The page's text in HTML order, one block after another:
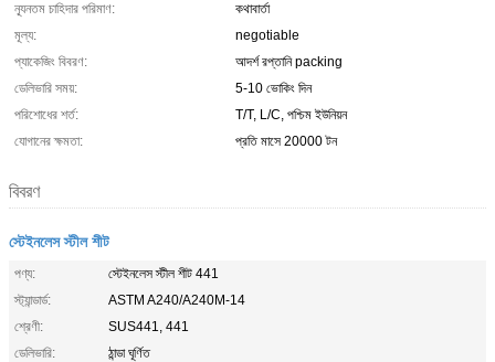
ন্যূনতম চাহিদার পরিমাণ:
কথাবার্তা
মূল্য:
negotiable
প্যাকেজিং বিবরণ:
আদর্শ রপ্তানি packing
ডেলিভারি সময়:
5-10 ভোকিং দিন
পরিশোধের শর্ত:
T/T, L/C, পশ্চিম ইউনিয়ন
যোগানের ক্ষমতা:
প্রতি মাসে 20000 টন
বিবরণ
স্টেইনলেস স্টীল শীট
পণ্য:
স্টেইনলেস স্টীল শীট 441
স্ট্যান্ডার্ড:
ASTM A240/A240M-14
শ্রেণী:
SUS441, 441
ডেলিভারি:
ঠান্ডা ঘূর্ণিত